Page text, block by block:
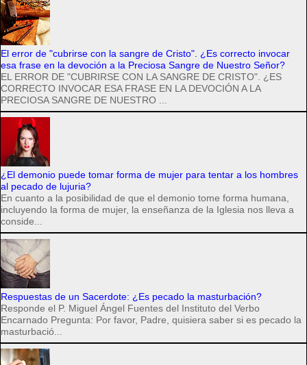
El error de "cubrirse con la sangre de Cristo". ¿Es correcto invocar
esa frase en la devoción a la Preciosa Sangre de Nuestro Señor?
EL ERROR DE "CUBRIRSE CON LA SANGRE DE CRISTO". ¿ES
CORRECTO INVOCAR ESA FRASE EN LA DEVOCIÓN A LA
PRECIOSA SANGRE DE NUESTRO ...
¿El demonio puede tomar forma de mujer para tentar a los hombres
al pecado de lujuria?
En cuanto a la posibilidad de que el demonio tome forma humana,
incluyendo la forma de mujer, la enseñanza de la Iglesia nos lleva a
conside...
Respuestas de un Sacerdote: ¿Es pecado la masturbación?
Responde el P. Miguel Ángel Fuentes del Instituto del Verbo
Encarnado Pregunta: Por favor, Padre, quisiera saber si es pecado la
masturbació...